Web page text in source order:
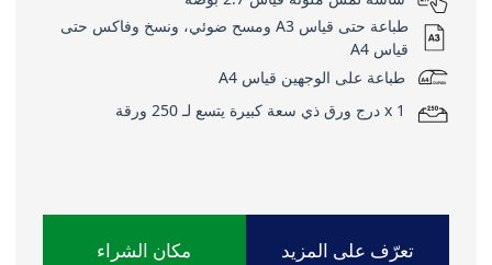
طباعة حتى قياس A3 ومسح ضوئي، ونسخ وفاكس حتى
قياس A4
طباعة على الوجهين قياس A4
تعرّف على المزيد مكان الشراء